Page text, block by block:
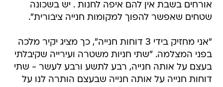
אורחים בשבת אין להם איפה לחנות . יש בשכונה
שטחים שאפשר להפוך למקומות חנייה ציבורית".
"אני מחזיק בידי 3 דוחות חנייה", כך מציג יקיר מלכה
בפני המצלמה. "שתי חניות משטרה ועירייה שקיבלתי
בעצם על אותה חנייה, רבע לתשע ורבע לעשר - שתי
דוחות חנייה על אותה חנייה שבעצם הותרה לנו על